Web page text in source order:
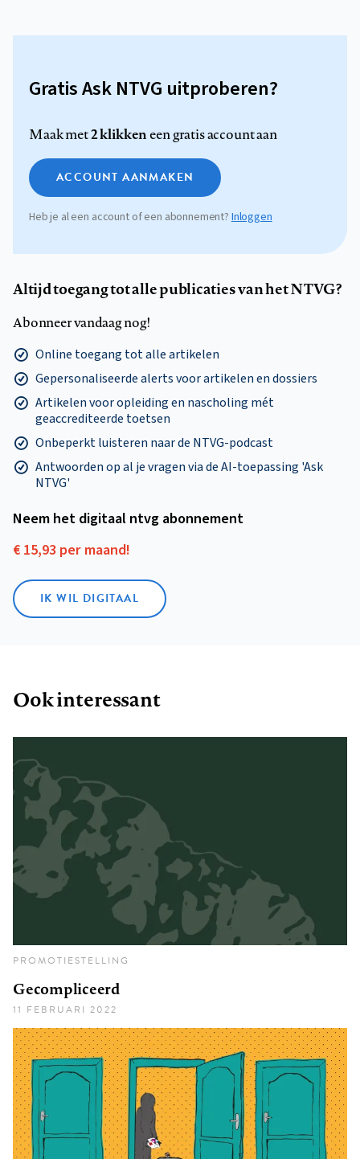
Gratis Ask NTVG uitproberen?
Maak met2 klikkeneen gratis account aan
ACCOUNT AANMAKEN
Heb je al een account of een abonnement? Inloggen
Altijd toegang tot alle publicaties van het NTVG?
Abonneer vandaag nog!
Online toegang tot alle artikelen
Gepersonaliseerde alerts voor artikelen en dossiers
Artikelen voor opleiding en nascholing mét
geaccrediteerde toetsen
Onbeperkt luisteren naar de NTVG-podcast
Antwoorden op al je vragen via de AI-toepassing 'Ask
NTVG'
Neem het digitaal ntvg abonnement
€ 15,93 per maand!
IK WIL DIGITAAL
Ook interessant
PROMOTIESTELLING
Gecompliceerd
11 FEBRUARI 2022